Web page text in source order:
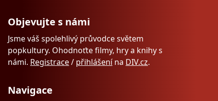
Objevujte s námi
Jsme váš spolehlivý průvodce světem
popkultury. Ohodnoťte filmy, hry a knihy s
námi. Registrace/ přihlášenína DIV.cz.
Navigace